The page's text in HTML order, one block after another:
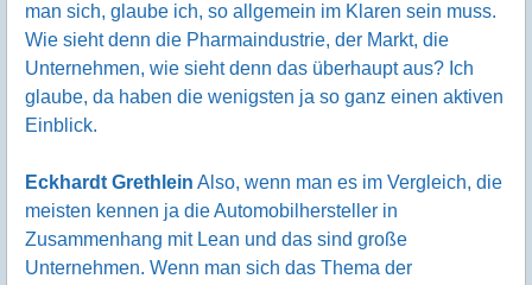
man sich, glaube ich, so allgemein im Klaren sein muss.
Wie sieht denn die Pharmaindustrie, der Markt, die
Unternehmen, wie sieht denn das überhaupt aus? Ich
glaube, da haben die wenigsten ja so ganz einen aktiven
Einblick.
Eckhardt Grethlein Also, wenn man es im Vergleich, die
meisten kennen ja die Automobilhersteller in
Zusammenhang mit Lean und das sind große
Unternehmen. Wenn man sich das Thema der